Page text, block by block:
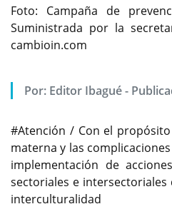
Foto: Campaña de
Suministrada por la
cambioin.com
Por: Editor Ibagué -
#Atención / Con el
materna y las
implementación de
sectoriales e
interculturalidad